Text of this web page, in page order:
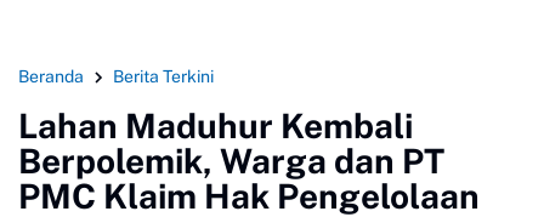
Beranda Berita Terkini
Lahan Maduhur Kembali
Berpolemik, Warga dan PT
PMC Klaim Hak Pengelolaan